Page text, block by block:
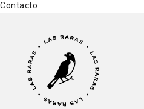
Contacto